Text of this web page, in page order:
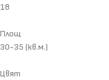
18
Площ
30-35 (кв.м.)
Цвят